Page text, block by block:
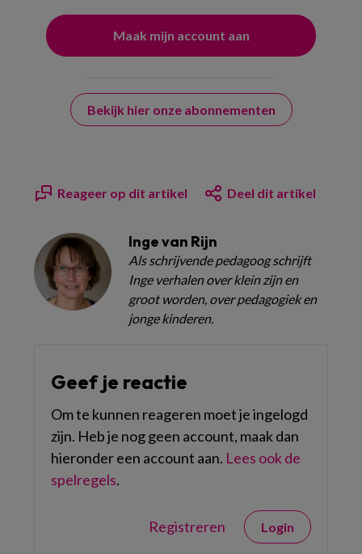
Bekijk hier onze abonnementen
Reageer op dit artikel Deel dit artikel
Inge van Rijn
Als schrijvende pedagoog schrijft
Inge verhalen over klein zijn en
groot worden, over pedagogiek en
jonge kinderen.
Geef je reactie
Om te kunnen reageren moet je ingelogd
zijn. Heb je nog geen account, maak dan
hieronder een account aan. Lees ook de
spelregels.
Registreren Login